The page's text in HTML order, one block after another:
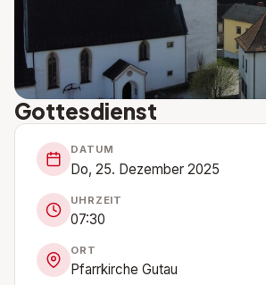
Gottesdienst
DATUM
Do, 25. Dezember 2025
UHRZEIT
07:30
ORT
Pfarrkirche Gutau